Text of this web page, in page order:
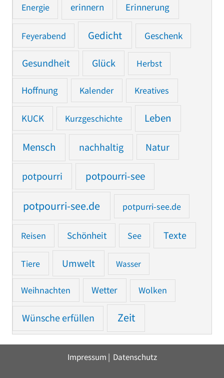
Energie erinnern Erinnerung
Feyerabend Gedicht Geschenk
Gesundheit Glück Herbst
Hoffnung Kalender Kreatives
KUCK Kurzgeschichte Leben
Mensch nachhaltig Natur
potpourri potpourri-see
potpourri-see.de potpurri-see.de
Reisen Schönheit See Texte
Tiere Umwelt Wasser
Weihnachten Wetter Wolken
Wünsche erfüllen Zeit
Impressum | Datenschutz